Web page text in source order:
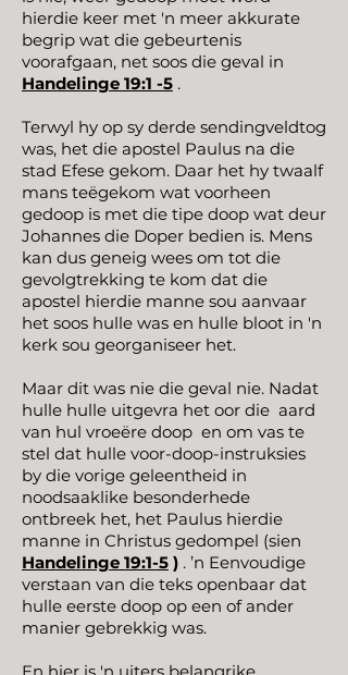
hierdie keer met 'n meer akkurate
begrip wat die gebeurtenis
voorafgaan, net soos die geval in
Handelinge 19:1 -5 .
Terwyl hy op sy derde sendingveldtog
was, het die apostel Paulus na die
stad Efese gekom. Daar het hy twaalf
mans teëgekom wat voorheen
gedoop is met die tipe doop wat deur
Johannes die Doper bedien is. Mens
kan dus geneig wees om tot die
gevolgtrekking te kom dat die
apostel hierdie manne sou aanvaar
het soos hulle was en hulle bloot in 'n
kerk sou georganiseer het.
Maar dit was nie die geval nie. Nadat
hulle hulle uitgevra het oor die aard
van hul vroeëre doop en om vas te
stel dat hulle voor-doop-instruksies
by die vorige geleentheid in
noodsaaklike besonderhede
ontbreek het, het Paulus hierdie
manne in Christus gedompel (sien
Handelinge 19:1-5 ) . ’n Eenvoudige
verstaan van die teks openbaar dat
hulle eerste doop op een of ander
manier gebrekkig was.